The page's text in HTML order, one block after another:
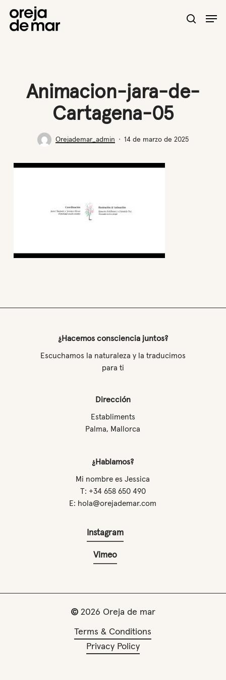
search
Animacion-jara-de-
Cartagena-05
Orejademar_admin 14 de marzo de 2025
¿Hacemos consciencia juntos?
Escuchamos la naturaleza y la traducimos
para ti
Dirección
Establiments
Palma, Mallorca
¿Hablamos?
Mi nombre es Jessica
T: +34 658 650 490
E: hola@orejademar.com
Instagram
Vimeo
© 2026 Oreja de mar
Terms & Conditions
Privacy Policy